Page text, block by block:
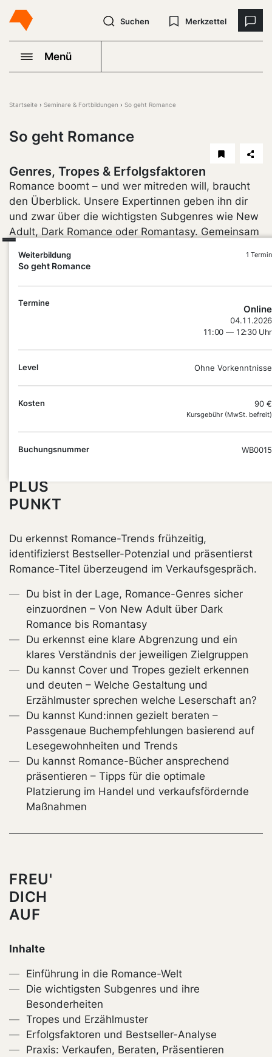
Suchen Merkzettel
Menü
Weiterbildung
So geht Romance
1 Termin
Termine
Online
04.11.2026
11:00 — 12:30 Uhr
Level Ohne Vorkenntnisse
Kosten 90 €
Kursgebühr (MwSt. befreit)
Buchungsnummer WB0015
Startseite Seminare & Fortbildungen So geht Romance
So geht Romance
Genres, Tropes & Erfolgsfaktoren
Romance boomt – und wer mitreden will, braucht
den Überblick. Unsere Expertinnen geben ihn dir
und zwar über die wichtigsten Subgenres wie New
Adult, Dark Romance oder Romantasy. Gemeinsam
erfährst, welche Tropes Leser:innen begeistern,
konkreten Beispielen entwickelst du ein Gespür für
Trends – und präsentierst Romance-Titel künftig
PLUS
PUNKT
Du erkennst Romance-Trends frühzeitig,
identifizierst Bestseller-Potenzial und präsentierst
Romance-Titel überzeugend im Verkaufsgespräch.
Du bist in der Lage, Romance-Genres sicher
einzuordnen – Von New Adult über Dark
Romance bis Romantasy
Du erkennst eine klare Abgrenzung und ein
klares Verständnis der jeweiligen Zielgruppen
Du kannst Cover und Tropes gezielt erkennen
und deuten – Welche Gestaltung und
Erzählmuster sprechen welche Leserschaft an?
Du kannst Kund:innen gezielt beraten –
Passgenaue Buchempfehlungen basierend auf
Lesegewohnheiten und Trends
Du kannst Romance-Bücher ansprechend
präsentieren – Tipps für die optimale
Platzierung im Handel und verkaufsfördernde
Maßnahmen
FREU'
DICH
AUF
Inhalte
Einführung in die Romance-Welt
Die wichtigsten Subgenres und ihre
Besonderheiten
Tropes und Erzählmuster
Erfolgsfaktoren und Bestseller-Analyse
Praxis: Verkaufen, Beraten, Präsentieren